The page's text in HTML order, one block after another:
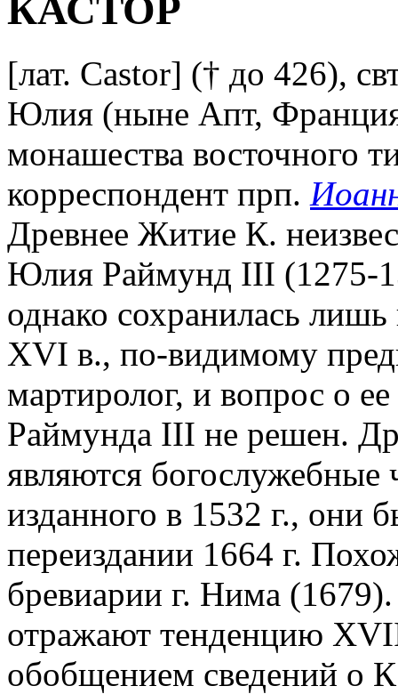
КАСТОР
[лат. Castor] († до 426),
Юлия (ныне Апт,
монашества восточного
корреспондент прп.
Древнее Житие К.
Юлия Раймунд III (1275-
однако сохранилась лишь
XVI в., по-видимому
мартиролог, и вопрос о
Раймунда III не решен.
являются богослужебные
изданного в 1532 г., они
переиздании 1664 г.
бревиарии г. Нима
отражают тенденцию
обобщением сведений о